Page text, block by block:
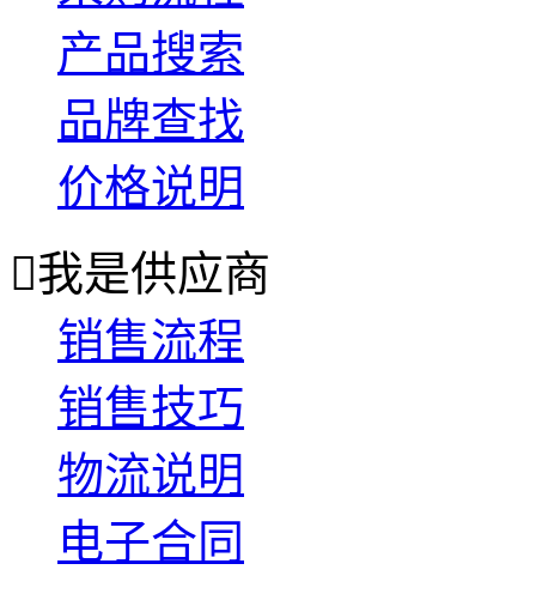
产品搜索
品牌查找
价格说明
我是供应商
销售流程
销售技巧
物流说明
电子合同